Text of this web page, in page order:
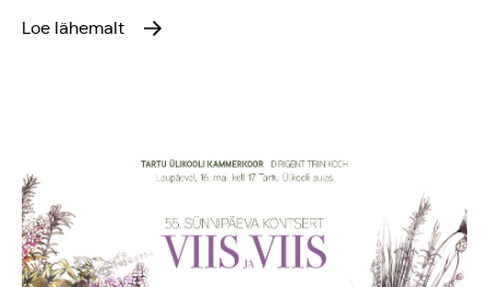
Loe lähemalt